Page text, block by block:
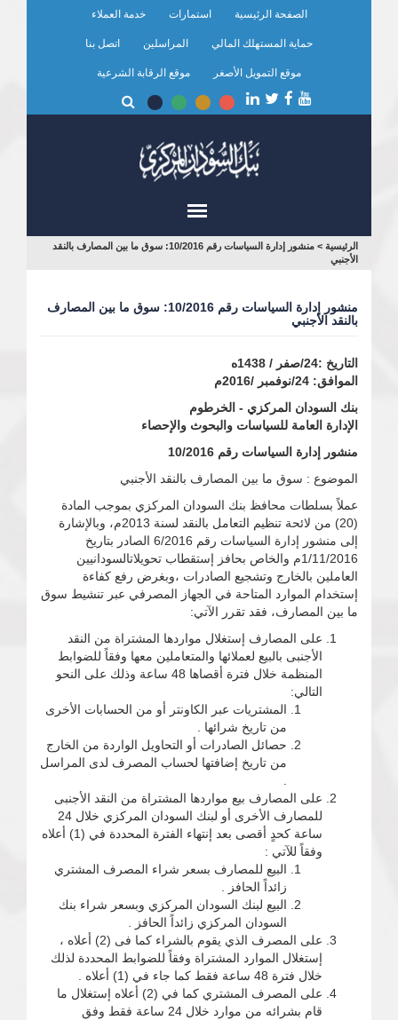
الصفحة الرئيسية استمارات خدمة العملاء
حماية المستهلك المالي المراسلين اتصل بنا
موقع التمويل الأصغر موقع الرقابة الشرعية
أنت
الرئيسية >
منشور إدارة السياسات رقم 10/2016: سوق ما بين المصارف بالنقد
الأجنبي
منشور إدارة السياسات رقم 10/2016: سوق ما بين المصارف
بالنقد الأجنبي
التاريخ :24/صفر / 1438ه
الموافق: 24/نوفمبر /2016م
بنك السودان المركزي - الخرطوم
الإدارة العامة للسياسات والبحوث والإحصاء
منشور إدارة السياسات رقم 10/2016
الموضوع : سوق ما بين المصارف بالنقد الأجنبي
عملاً بسلطات محافظ بنك السودان المركزي بموجب المادة
(20) من لائحة تنظيم التعامل بالنقد لسنة 2013م، وبالإشارة
إلى منشور إدارة السياسات رقم 6/2016 الصادر بتاريخ
1/11/2016م والخاص بحافز إستقطاب تحويلاتالسودانيين
العاملين بالخارج وتشجيع الصادرات ،وبغرض رفع كفاءة
إستخدام الموارد المتاحة في الجهاز المصرفي عبر تنشيط سوق
ما بين المصارف، فقد تقرر الآتي:
على المصارف إستغلال مواردها المشتراة من النقد
الأجنبى بالبيع لعملائها والمتعاملين معها وفقاً للضوابط
المنظمة خلال فترة أقصاها 48 ساعة وذلك على النحو
التالي:
المشتريات عبر الكاونتر أو من الحسابات الأخرى
من تاريخ شرائها .
حصائل الصادرات أو التحاويل الواردة من الخارج
من تاريخ إضافتها لحساب المصرف لدى المراسل
على المصارف بيع مواردها المشتراة من النقد الأجنبى
للمصارف الأخرى أو لبنك السودان المركزي خلال 24
ساعة كحدٍ أقصى بعد إنتهاء الفترة المحددة في (1) أعلاه
وفقاً للآتي :
البيع للمصارف بسعر شراء المصرف المشتري
زائداً الحافز .
البيع لبنك السودان المركزي وبسعر شراء بنك
السودان المركزي زائداً الحافز .
على المصرف الذي يقوم بالشراء كما فى (2) أعلاه ،
إستغلال الموارد المشتراة وفقاً للضوابط المحددة لذلك
خلال فترة 48 ساعة فقط كما جاء في (1) أعلاه .
على المصرف المشتري كما في (2) أعلاه إستغلال ما
قام بشرائه من موارد خلال 24 ساعة فقط وفق